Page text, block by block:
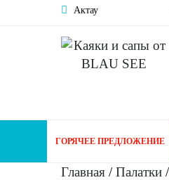
Актау
ГОРЯЧЕЕ ПРЕДЛОЖЕНИЕ
Главная / Палатки /